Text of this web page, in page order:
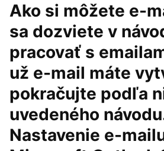
Ako si môžete e-
sa dozviete v
pracovať s
už e-mail máte
pokračujte podľa
uvedeného
Nastavenie e-